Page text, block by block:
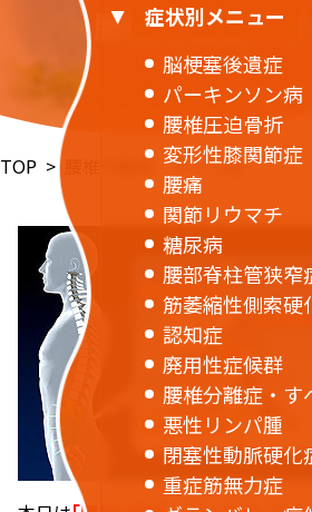
症状別メニュー
脳梗塞後遺症
パーキンソン病
腰椎圧迫骨折
変形性膝関節症
腰痛
関節リウマチ
糖尿病
腰部脊柱管狭窄
筋萎縮性側索硬
認知症
廃用性症候群
腰椎分離症・す
悪性リンパ腫
閉塞性動脈硬化
重症筋無力症
腰椎分離症・す
TOP 腰椎分離症・すべり症